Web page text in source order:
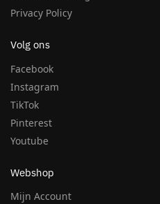
Privacy Policy
Volg ons
Facebook
Instagram
TikTok
Pinterest
Youtube
Webshop
Mijn Account